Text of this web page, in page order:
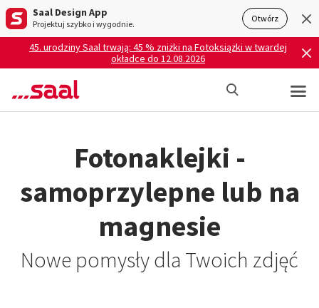
Saal Design App
Projektuj szybko i wygodnie. Otwórz
45. urodziny Saal trwają: 45 % zniżki na Fotoksiążki w twardej
okładce do 12.08.2026
Fotonaklejki -
samoprzylepne lub na
magnesie
Nowe pomysły dla Twoich zdjęć